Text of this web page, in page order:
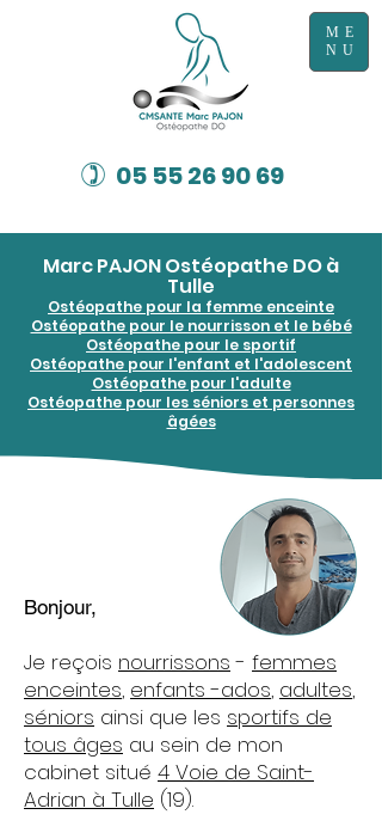
ME
NU
) 05 55 26 90 69
Marc PAJON Ostéopathe DO à
Tulle
Ostéopathe pour la femme enceinte
Ostéopathe pour le nourrisson et le bébé
Ostéopathe pour le sportif
Ostéopathe pour l'enfant et l'adolescent
Ostéopathe pour l'adulte
Ostéopathe pour les séniors et personnes
âgées
Bonjour,
Je reçois nourrissons - femmes
enceintes, enfants -ados, adultes,
séniors ainsi que les sportifs de
tous âges au sein de mon
cabinet situé 4 Voie de Saint-
Adrian à Tulle (19).